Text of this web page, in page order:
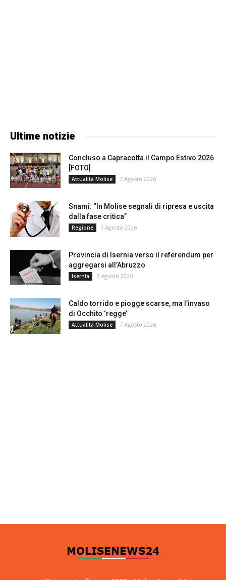
Ultime notizie
Concluso a Capracotta il Campo Estivo 2026
[FOTO]
Attualità Molise 7 Agosto 2026
Snami: “In Molise segnali di ripresa e uscita
dalla fase critica”
Regione 7 Agosto 2026
Provincia di Isernia verso il referendum per
aggregarsi all’Abruzzo
Isernia 7 Agosto 2026
Caldo torrido e piogge scarse, ma l’invaso
di Occhito ‘regge’
Attualità Molise 7 Agosto 2026